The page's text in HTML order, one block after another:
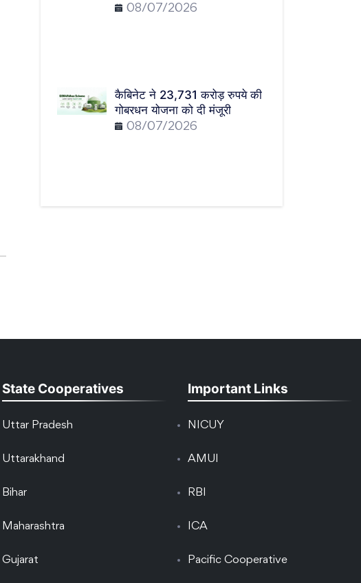
08/07/2026
कैबिनेट ने 23,731 करोड़ रुपये की
गोबरधन योजना को दी मंजूरी
08/07/2026
State Cooperatives
Uttar Pradesh
Uttarakhand
Bihar
Maharashtra
Gujarat
Important Links
NICUY
AMUI
RBI
ICA
Pacific Cooperative